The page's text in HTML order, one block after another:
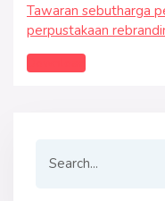
Tawaran sebutharga
perpustakaan